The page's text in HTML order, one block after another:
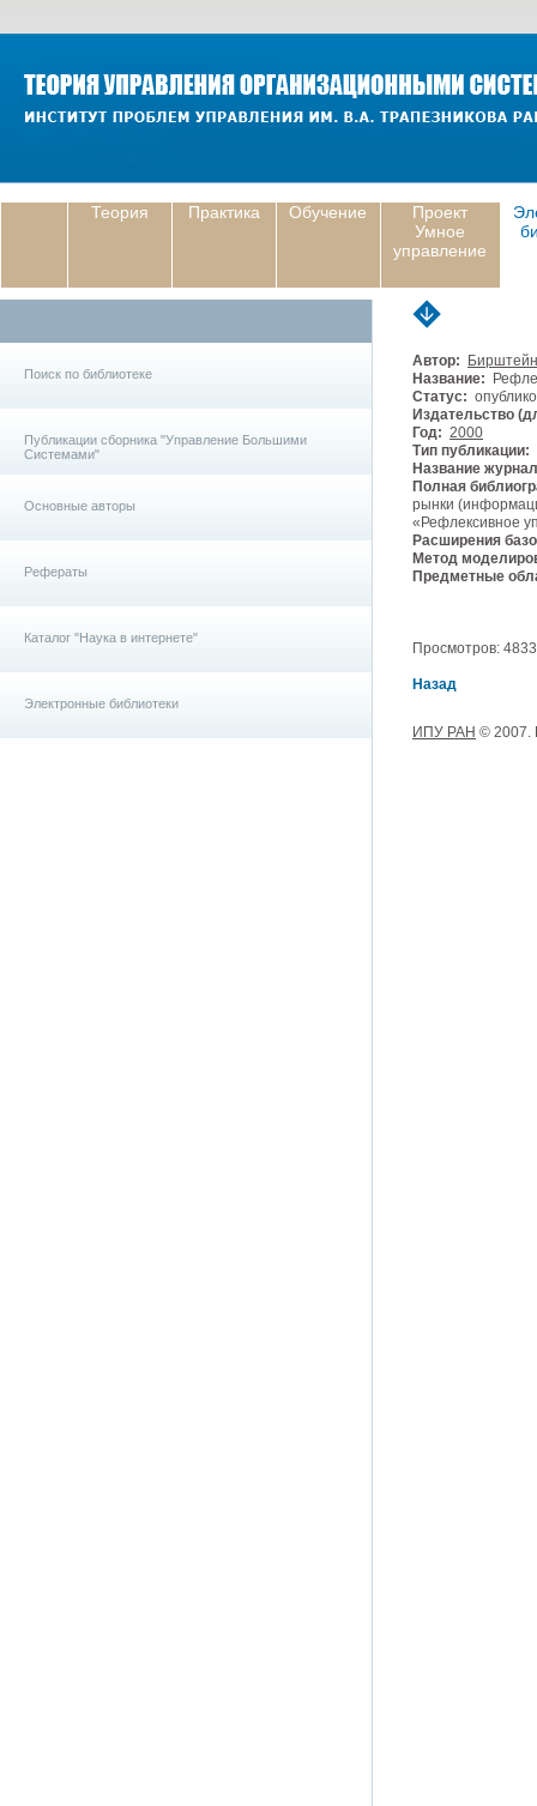
Теория Практика Обучение
Проект
Умное
управление
Поиск по библиотеке
Публикации сборника "Управление Большими
Системами"
Основные авторы
Рефераты
Каталог "Наука в интернете"
Электронные библиотеки
Автор:
Название:
Статус:
Издательство
Год: 2000
Тип публикации:
Название
Полная
рынки
«Рефлексивное
Расширения
Метод
Предметные
Просмотров:
Назад
ИПУ РАН © 2007.